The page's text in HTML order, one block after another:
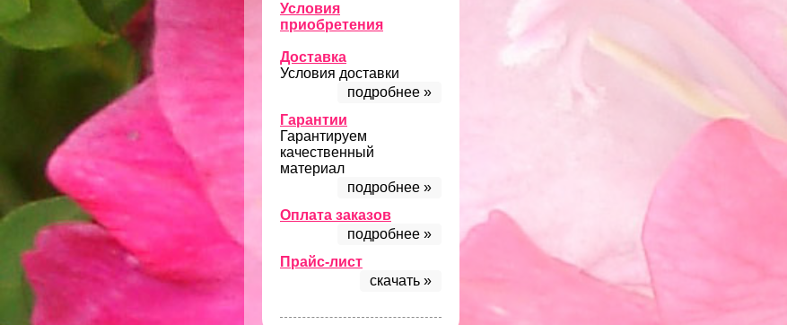
Условия
приобретения
Доставка
Условия доставки
подробнее »
Гарантии
Гарантируем
качественный
материал
подробнее »
Оплата заказов
подробнее »
Прайс-лист
скачать »